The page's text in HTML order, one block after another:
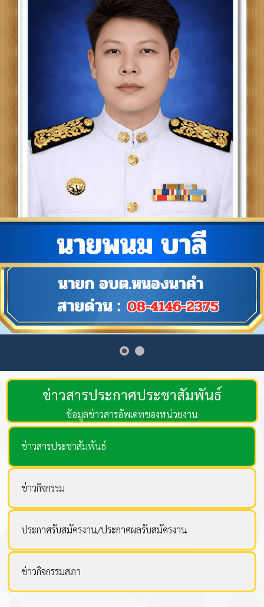
ข่าวสารประกาศประชาสัมพันธ์
ข้อมูลข่าวสารอัพเดทของหน่วยงาน
ข่าวสารประชาสัมพันธ์
ข่าวกิจกรรม
ประกาศรับสมัครงาน/ประกาศผลรับสมัครงาน
ข่าวกิจกรรมสภา